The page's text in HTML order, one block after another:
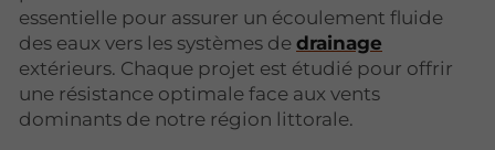
essentielle pour assurer un écoulement fluide
des eaux vers les systèmes de drainage
extérieurs. Chaque projet est étudié pour offrir
une résistance optimale face aux vents
dominants de notre région littorale.